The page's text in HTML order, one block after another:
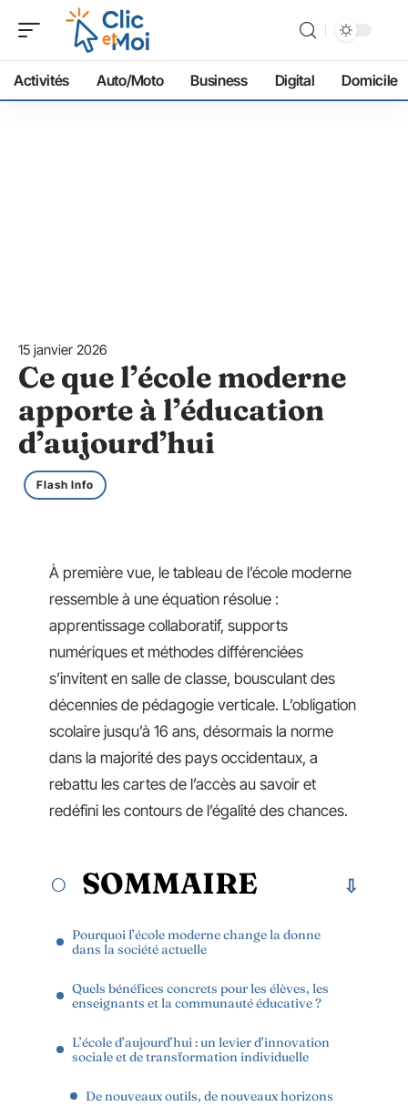
Activités Auto/Moto Business Digital Domicile
15 janvier 2026
Ce que l’école moderne
apporte à l’éducation
d’aujourd’hui
Flash Info
À première vue, le tableau de l’école moderne
ressemble à une équation résolue :
apprentissage collaboratif, supports
numériques et méthodes différenciées
s’invitent en salle de classe, bousculant des
décennies de pédagogie verticale. L’obligation
scolaire jusqu’à 16 ans, désormais la norme
dans la majorité des pays occidentaux, a
rebattu les cartes de l’accès au savoir et
redéfini les contours de l’égalité des chances.
SOMMAIRE
Pourquoi l’école moderne change la donne
dans la société actuelle
Quels bénéfices concrets pour les élèves, les
enseignants et la communauté éducative ?
L’école d’aujourd’hui : un levier d’innovation
sociale et de transformation individuelle
De nouveaux outils, de nouveaux horizons